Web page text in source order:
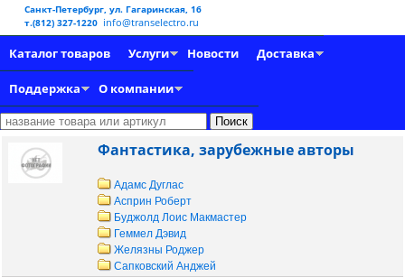
Санкт-Петербург, ул. Гагаринская, 16
т.(812) 327-1220 info@transelectro.ru
Каталог товаров Услуги Новости Доставка
Поддержка О компании
Фантастика, зарубежные авторы
Адамс Дуглас
Асприн Роберт
Буджолд Лоис Макмастер
Геммел Дэвид
Желязны Роджер
Сапковский Анджей